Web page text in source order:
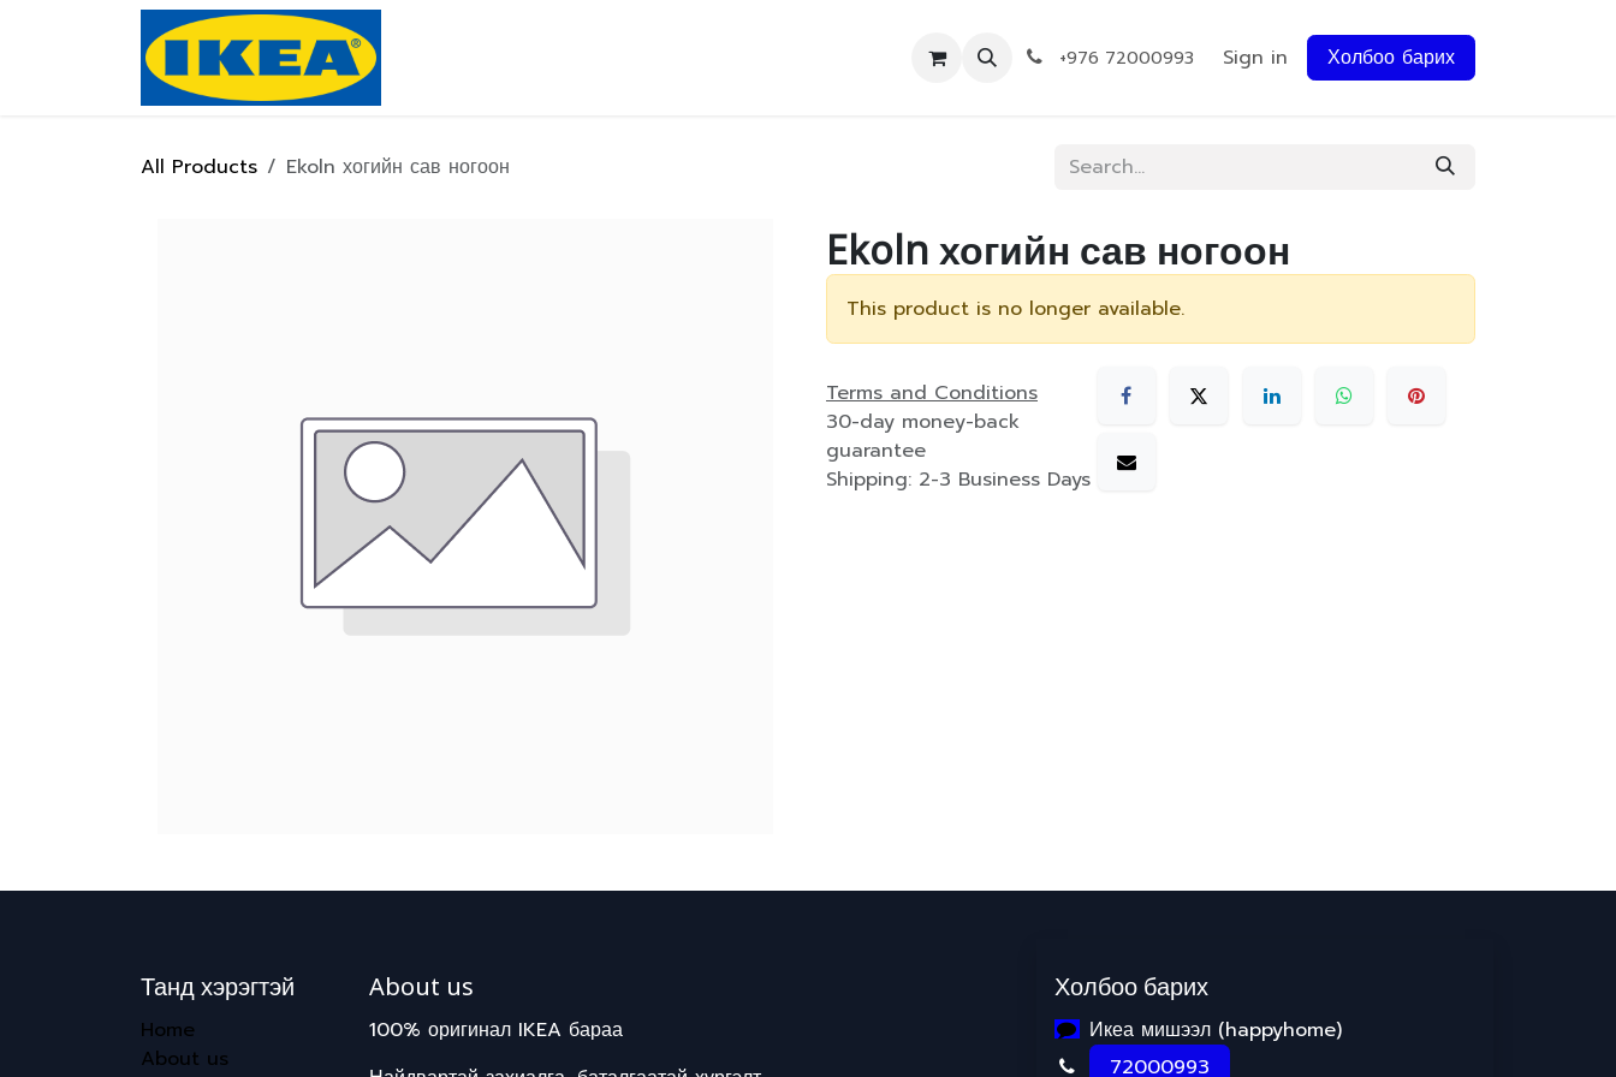
Skip to Content
+976 72000993 Sign in Холбоо барих
All Products Ekoln хогийн сав ногоон
Ekoln хогийн сав ногоон
This product is no longer available.
Terms and Conditions
30-day money-back
guarantee
Shipping: 2-3 Business Days
Танд хэрэгтэй
Home
About us
About us
100% оригинал IKEA бараа
Холбоо барих
Икеа мишээл (happyhome)
72000993